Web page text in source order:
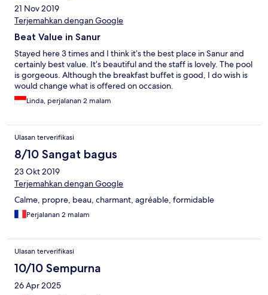
21 Nov 2019
Terjemahkan dengan Google
Beat Value in Sanur
Stayed here 3 times and I think it’s the best place in Sanur and
certainly best value. It’s beautiful and the staff is lovely. The pool
is gorgeous. Although the breakfast buffet is good, I do wish is
would change what is offered on occasion.
Linda, perjalanan 2 malam
Ulasan terverifikasi
8/10 Sangat bagus
23 Okt 2019
Terjemahkan dengan Google
Calme, propre, beau, charmant, agréable, formidable
Perjalanan 2 malam
Ulasan terverifikasi
10/10 Sempurna
26 Apr 2025